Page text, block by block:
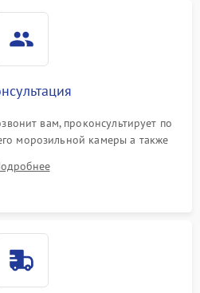
вам, проконсультирует по
морозильной камеры а также